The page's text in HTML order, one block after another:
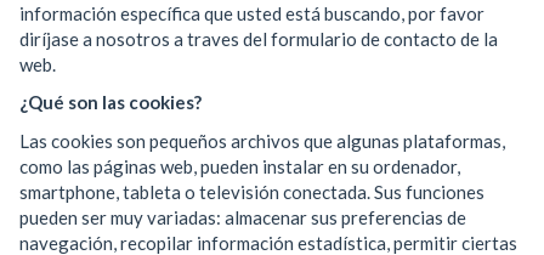
información específica que usted está buscando, por favor
diríjase a nosotros a traves del formulario de contacto de la
web.
¿Qué son las cookies?
Las cookies son pequeños archivos que algunas plataformas,
como las páginas web, pueden instalar en su ordenador,
smartphone, tableta o televisión conectada. Sus funciones
pueden ser muy variadas: almacenar sus preferencias de
navegación, recopilar información estadística, permitir ciertas